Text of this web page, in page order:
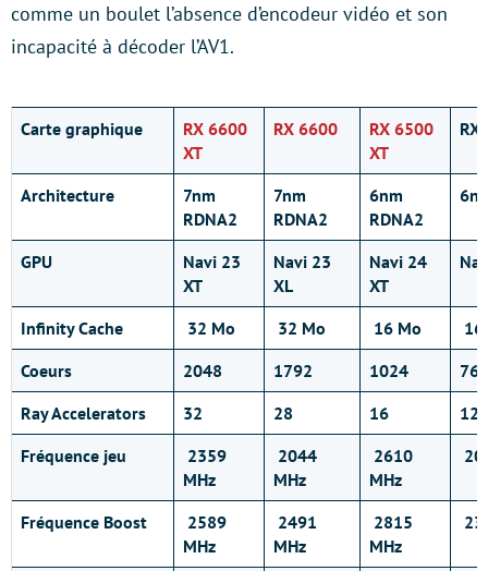
comme un boulet l’absence d’encodeur vidéo et son
incapacité à décoder l’AV1.
Carte graphique
RX 6600
XT
RX 6600
RX 6500
XT
RX
Architecture
7nm
RDNA2
7nm
RDNA2
6nm
RDNA2
GPU
Navi 23
XT
Navi 23
XL
Navi 24
XT
Infinity Cache 32 Mo 32 Mo 16 Mo
16
Coeurs
2048 1792 1024
768
Ray Accelerators
32 28 16
12
Fréquence jeu
2359
MHz
2044
MHz
2610
MHz
Fréquence Boost
2589
MHz
2491
MHz
2815
MHz